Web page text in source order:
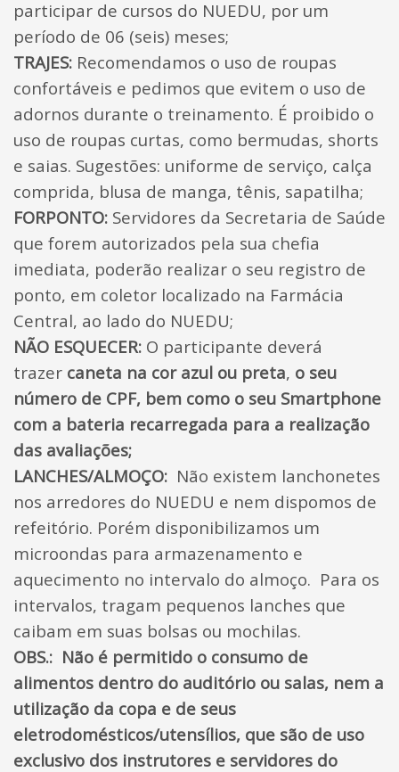
participar de cursos do NUEDU, por um
período de 06 (seis) meses;
TRAJES: Recomendamos o uso de roupas
confortáveis e pedimos que evitem o uso de
adornos durante o treinamento. É proibido o
uso de roupas curtas, como bermudas, shorts
e saias. Sugestões: uniforme de serviço, calça
comprida, blusa de manga, tênis, sapatilha;
FORPONTO: Servidores da Secretaria de Saúde
que forem autorizados pela sua chefia
imediata, poderão realizar o seu registro de
ponto, em coletor localizado na Farmácia
Central, ao lado do NUEDU;
NÃO ESQUECER: O participante deverá
trazer caneta na cor azul ou preta, o seu
número de CPF, bem como o seu Smartphone
com a bateria recarregada para a realização
das avaliações;
LANCHES/ALMOÇO: Não existem lanchonetes
nos arredores do NUEDU e nem dispomos de
refeitório. Porém disponibilizamos um
microondas para armazenamento e
aquecimento no intervalo do almoço. Para os
intervalos, tragam pequenos lanches que
caibam em suas bolsas ou mochilas.
OBS.: Não é permitido o consumo de
alimentos dentro do auditório ou salas, nem a
utilização da copa e de seus
eletrodomésticos/utensílios, que são de uso
exclusivo dos instrutores e servidores do